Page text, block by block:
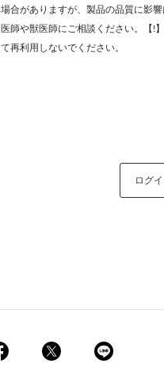
合がありますが、製品の品質に影
師や獣医師にご相談ください。【!
再利用しないでください。
ログ